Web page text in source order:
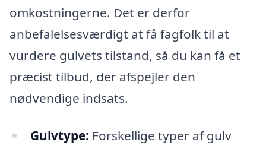
omkostningerne. Det er derfor
anbefalelsesværdigt at få fagfolk til at
vurdere gulvets tilstand, så du kan få et
præcist tilbud, der afspejler den
nødvendige indsats.
Gulvtype: Forskellige typer af gulv